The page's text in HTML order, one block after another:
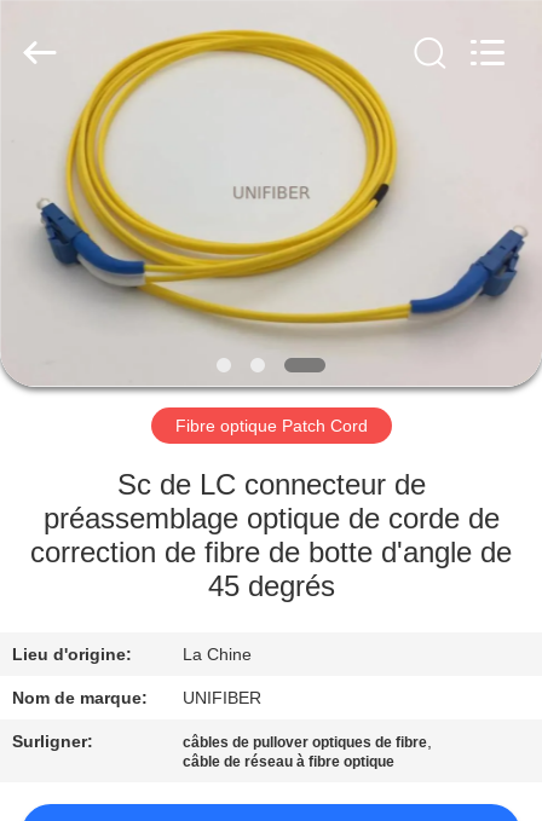
MAISON
PRODUITS
AU
SUJET
DE
NOUS
D'USINE
QUALITÉ
CONTACTEZ-
Technology
Co.,Ltd.
Fibre optique Patch Cord
Sc de LC connecteur de
préassemblage optique de corde de
correction de fibre de botte d'angle de
45 degrés
Lieu d'origine: La Chine
Nom de marque: UNIFIBER
Surligner: câbles de pullover optiques de fibre,
câble de réseau à fibre optique